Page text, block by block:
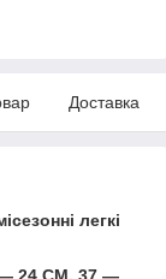
Доставка
легкі
24 СМ, 37 —